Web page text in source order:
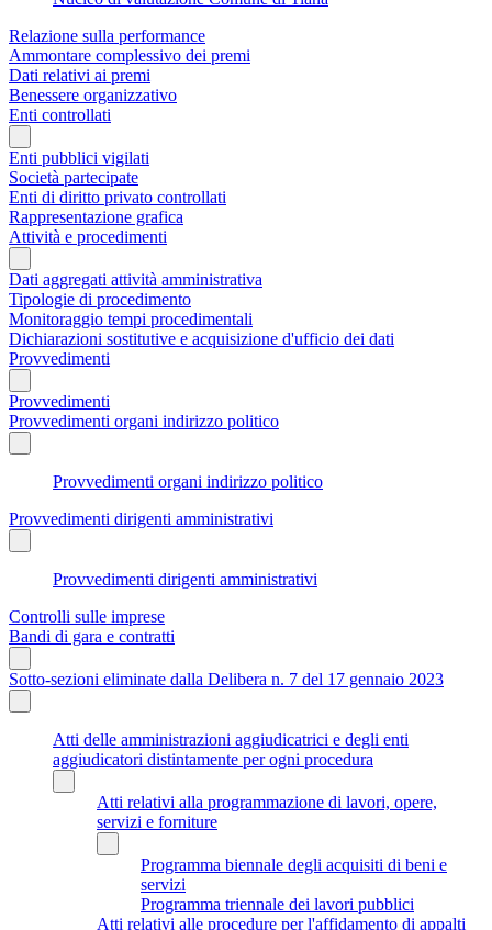
Relazione sulla performance
Ammontare complessivo dei premi
Dati relativi ai premi
Benessere organizzativo
Enti controllati
Enti pubblici vigilati
Società partecipate
Enti di diritto privato controllati
Rappresentazione grafica
Attività e procedimenti
Dati aggregati attività amministrativa
Tipologie di procedimento
Monitoraggio tempi procedimentali
Dichiarazioni sostitutive e acquisizione d'ufficio dei dati
Provvedimenti
Provvedimenti
Provvedimenti organi indirizzo politico
Provvedimenti organi indirizzo politico
Provvedimenti dirigenti amministrativi
Provvedimenti dirigenti amministrativi
Controlli sulle imprese
Bandi di gara e contratti
Sotto-sezioni eliminate dalla Delibera n. 7 del 17 gennaio 2023
Atti delle amministrazioni aggiudicatrici e degli enti
aggiudicatori distintamente per ogni procedura
Atti relativi alla programmazione di lavori, opere,
servizi e forniture
Programma biennale degli acquisiti di beni e
servizi
Programma triennale dei lavori pubblici
Atti relativi alle procedure per l'affidamento di appalti